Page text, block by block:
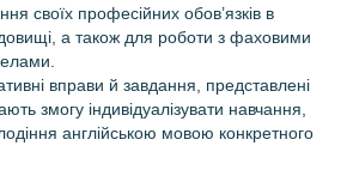
своїх професійних обов’язків в
а також для роботи з фаховими
вправи й завдання, представлені
змогу індивідуалізувати навчання,
англійською мовою конкретного